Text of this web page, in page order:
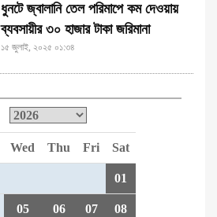
ধুনটে জ্বালানি তেল পরিমাপে কম দেওয়ায়
ব্যবসায়ীর ৩০ হাজার টাকা জরিমানা
১৫ জুলাই, ২০২৫ ০১:৩৪
Wed Thu Fri Sat
01
05 06 07 08